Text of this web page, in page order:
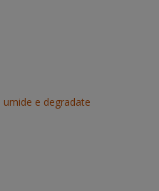
e degradate